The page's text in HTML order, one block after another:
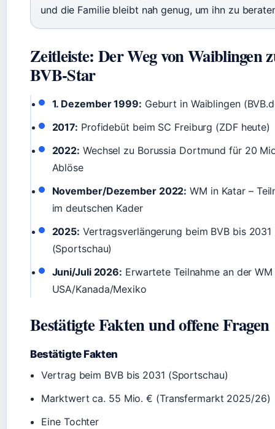
und die Familie bleibt nah genug, um ihn zu
Zeitleiste: Der Weg von Waiblingen
BVB-Star
1. Dezember 1999: Geburt in Waiblingen
2017: Profidebüt beim SC Freiburg (ZDF heute)
2022: Wechsel zu Borussia Dortmund für 20
Ablöse
November/Dezember 2022: WM in Katar –
im deutschen Kader
2025: Vertragsverlängerung beim BVB bis 2031
(Sportschau)
Juni/Juli 2026: Erwartete Teilnahme an der WM
USA/Kanada/Mexiko
Bestätigte Fakten und offene Fragen
Bestätigte Fakten
Vertrag beim BVB bis 2031 (Sportschau)
Marktwert ca. 55 Mio. € (Transfermarkt 2025/26)
Eine Tochter